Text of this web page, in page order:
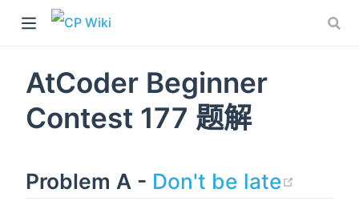
AtCoder Beginner
Contest 177 题解
Problem A - Don't be late